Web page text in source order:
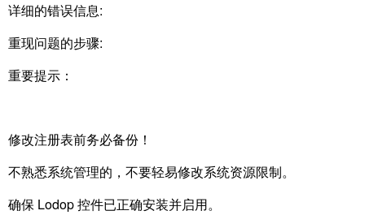
详细的错误信息:
重现问题的步骤:
重要提示：
修改注册表前务必备份！
不熟悉系统管理的，不要轻易修改系统资源限制。
确保 Lodop 控件已正确安装并启用。